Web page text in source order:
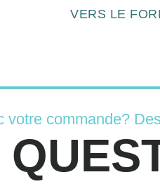
VERS LE
votre commande?